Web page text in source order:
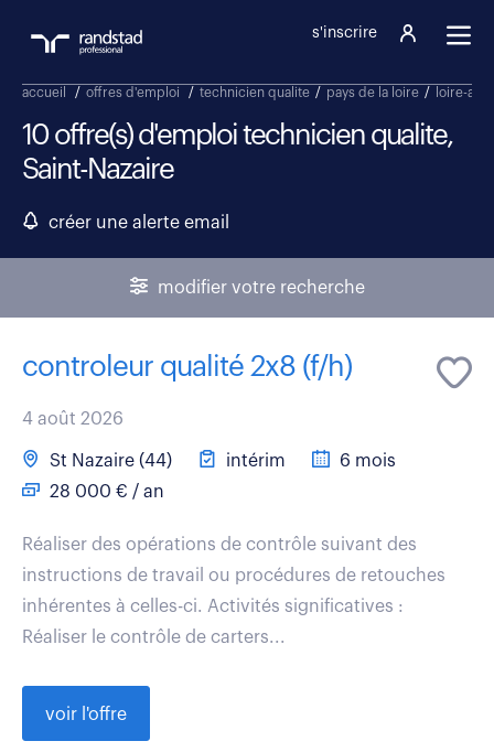
s'inscrire
accueil / offres d'emploi / technicien qualite / pays de la loire / loire-
10 offre(s) d'emploi technicien qualite,
Saint-Nazaire
créer une alerte email
modifier votre recherche
controleur qualité 2x8 (f/h)
4 août 2026
St Nazaire (44) intérim
6 mois
28 000 € / an
Réaliser des opérations de contrôle suivant des
instructions de travail ou procédures de retouches
inhérentes à celles-ci. Activités significatives :
Réaliser le contrôle de carters...
voir l'offre